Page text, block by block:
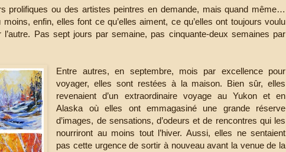
prolifiques ou des artistes peintres en demande, mais quand même…
enfin, elles font ce qu’elles aiment, ce qu’elles ont toujours voulu
Pas sept jours par semaine, pas cinquante-deux semaines par
Entre autres, en septembre, mois par excellence pour
voyager, elles sont restées à la maison. Bien sûr, elles
revenaient d’un extraordinaire voyage au Yukon et en
Alaska où elles ont emmagasiné une grande réserve
d’images, de sensations, d’odeurs et de rencontres qui les
nourriront au moins tout l’hiver. Aussi, elles ne sentaient
pas cette urgence de sortir à nouveau avant la venue de la